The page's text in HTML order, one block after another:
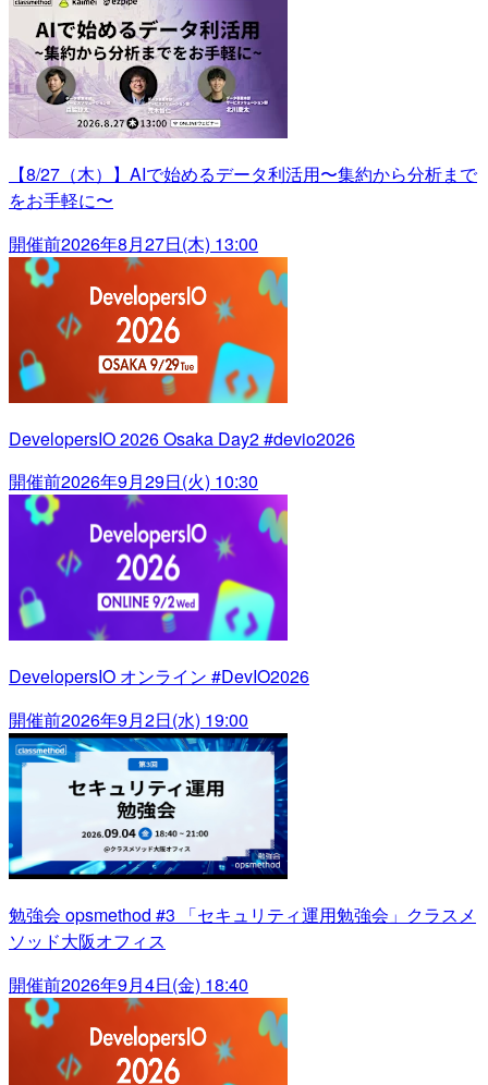
【8/27（木）】AIで始めるデータ利活用〜集約から分析まで
をお手軽に〜
開催前2026年8月27日(木) 13:00
DevelopersIO 2026 Osaka Day2 #devio2026
開催前2026年9月29日(火) 10:30
DevelopersIO オンライン #DevIO2026
開催前2026年9月2日(水) 19:00
勉強会 opsmethod #3 「セキュリティ運用勉強会」クラスメ
ソッド大阪オフィス
開催前2026年9月4日(金) 18:40